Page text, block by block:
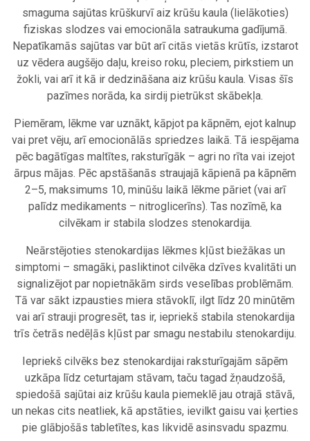
smaguma sajūtas krūškurvī aiz krūšu kaula (lielākoties)
fiziskas slodzes vai emocionāla satraukuma gadījumā.
Nepatīkamās sajūtas var būt arī citās vietās krūtīs, izstarot
uz vēdera augšējo daļu, kreiso roku, pleciem, pirkstiem un
žokli, vai arī it kā ir dedzināšana aiz krūšu kaula. Visas šīs
pazīmes norāda, ka sirdij pietrūkst skābekļa.
Piemēram, lēkme var uznākt, kāpjot pa kāpnēm, ejot kalnup
vai pret vēju, arī emocionālās spriedzes laikā. Tā iespējama
pēc bagātīgas maltītes, raksturīgāk – agri no rīta vai izejot
ārpus mājas. Pēc apstāšanās straujajā kāpienā pa kāpnēm
2–5, maksimums 10, minūšu laikā lēkme pāriet (vai arī
palīdz medikaments – nitroglicerīns). Tas nozīmē, ka
cilvēkam ir stabila slodzes stenokardija.
Neārstējoties stenokardijas lēkmes kļūst biežākas un
simptomi – smagāki, pasliktinot cilvēka dzīves kvalitāti un
signalizējot par nopietnākām sirds veselības problēmām.
Tā var sākt izpausties miera stāvoklī, ilgt līdz 20 minūtēm
vai arī strauji progresēt, tas ir, iepriekš stabila stenokardija
trīs četrās nedēļās kļūst par smagu nestabilu stenokardiju.
Iepriekš cilvēks bez stenokardijai raksturīgajām sāpēm
uzkāpa līdz ceturtajam stāvam, taču tagad žņaudzošā,
spiedošā sajūtai aiz krūšu kaula piemeklē jau otrajā stāvā,
un nekas cits neatliek, kā apstāties, ievilkt gaisu vai ķerties
pie glābjošās tabletītes, kas likvidē asinsvadu spazmu.